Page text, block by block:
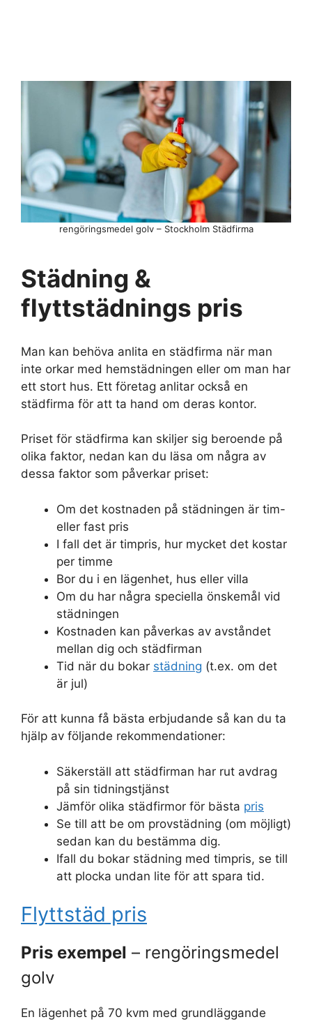
rengöringsmedel golv – Stockholm Städfirma
Städning &
flyttstädnings pris
Man kan behöva anlita en städfirma när man
inte orkar med hemstädningen eller om man har
ett stort hus. Ett företag anlitar också en
städfirma för att ta hand om deras kontor.
Priset för städfirma kan skiljer sig beroende på
olika faktor, nedan kan du läsa om några av
dessa faktor som påverkar priset:
Om det kostnaden på städningen är tim-
eller fast pris
I fall det är timpris, hur mycket det kostar
per timme
Bor du i en lägenhet, hus eller villa
Om du har några speciella önskemål vid
städningen
Kostnaden kan påverkas av avståndet
mellan dig och städfirman
Tid när du bokar städning (t.ex. om det
är jul)
För att kunna få bästa erbjudande så kan du ta
hjälp av följande rekommendationer:
Säkerställ att städfirman har rut avdrag
på sin tidningstjänst
Jämför olika städfirmor för bästa pris
Se till att be om provstädning (om möjligt)
sedan kan du bestämma dig.
Ifall du bokar städning med timpris, se till
att plocka undan lite för att spara tid.
Flyttstäd pris
Pris exempel – rengöringsmedel
golv
En lägenhet på 70 kvm med grundläggande